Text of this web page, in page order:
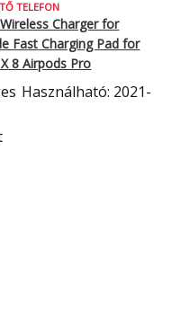
TELEFON
Charger for
Fast Charging Pad for
8 Airpods Pro
Használható: 2021-